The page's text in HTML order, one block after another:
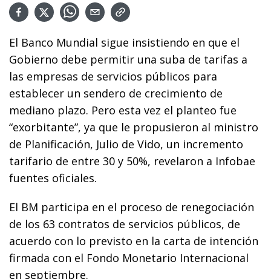
El Banco Mundial sigue insistiendo en que el
Gobierno debe permitir una suba de tarifas a
las empresas de servicios públicos para
establecer un sendero de crecimiento de
mediano plazo. Pero esta vez el planteo fue
“exorbitante”, ya que le propusieron al ministro
de Planificación, Julio de Vido, un incremento
tarifario de entre 30 y 50%, revelaron a Infobae
fuentes oficiales.
El BM participa en el proceso de renegociación
de los 63 contratos de servicios públicos, de
acuerdo con lo previsto en la carta de intención
firmada con el Fondo Monetario Internacional
en septiembre.